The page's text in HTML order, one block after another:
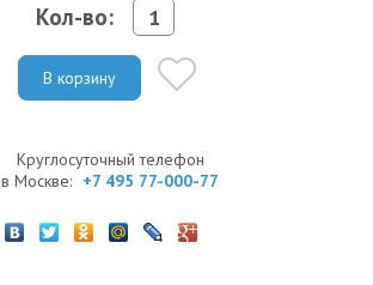
Кол-во:
В корзину
Круглосуточный телефон
в Москве: +7 495 77-000-77